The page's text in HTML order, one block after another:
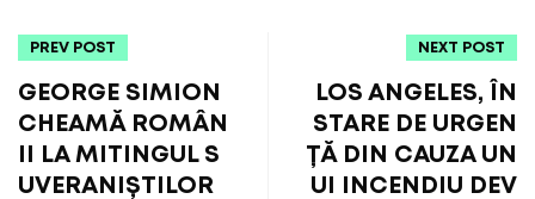
PREV POST
GEORGE SIMION
CHEAMĂ ROMÂN
II LA MITINGUL S
UVERANIȘTILOR
NEXT POST
LOS ANGELES, ÎN
STARE DE URGEN
ȚĂ DIN CAUZA UN
UI INCENDIU DEV